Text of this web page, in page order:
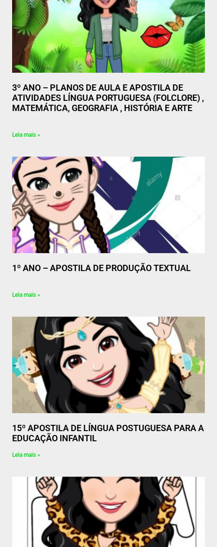
3º ANO – PLANOS DE AULA E APOSTILA DE
ATIVIDADES LÍNGUA PORTUGUESA (FOLCLORE) ,
MATEMÁTICA, GEOGRAFIA , HISTÓRIA E ARTE
Leia mais »
1º ANO – APOSTILA DE PRODUÇÃO TEXTUAL
Leia mais »
15º APOSTILA DE LÍNGUA POSTUGUESA PARA A
EDUCAÇÃO INFANTIL
Leia mais »